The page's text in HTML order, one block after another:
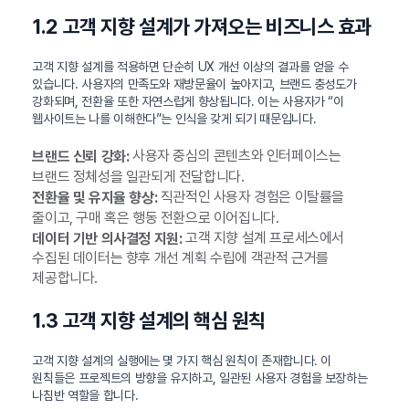
1.2 고객 지향 설계가 가져오는 비즈니스 효과
고객 지향 설계를 적용하면 단순히 UX 개선 이상의 결과를 얻을 수
있습니다. 사용자의 만족도와 재방문율이 높아지고, 브랜드 충성도가
강화되며, 전환율 또한 자연스럽게 향상됩니다. 이는 사용자가 “이
웹사이트는 나를 이해한다”는 인식을 갖게 되기 때문입니다.
브랜드 신뢰 강화:사용자 중심의 콘텐츠와 인터페이스는
브랜드 정체성을 일관되게 전달합니다.
전환율 및 유지율 향상:직관적인 사용자 경험은 이탈률을
줄이고, 구매 혹은 행동 전환으로 이어집니다.
데이터 기반 의사결정 지원:고객 지향 설계 프로세스에서
수집된 데이터는 향후 개선 계획 수립에 객관적 근거를
제공합니다.
1.3 고객 지향 설계의 핵심 원칙
고객 지향 설계의 실행에는 몇 가지 핵심 원칙이 존재합니다. 이
원칙들은 프로젝트의 방향을 유지하고, 일관된 사용자 경험을 보장하는
나침반 역할을 합니다.